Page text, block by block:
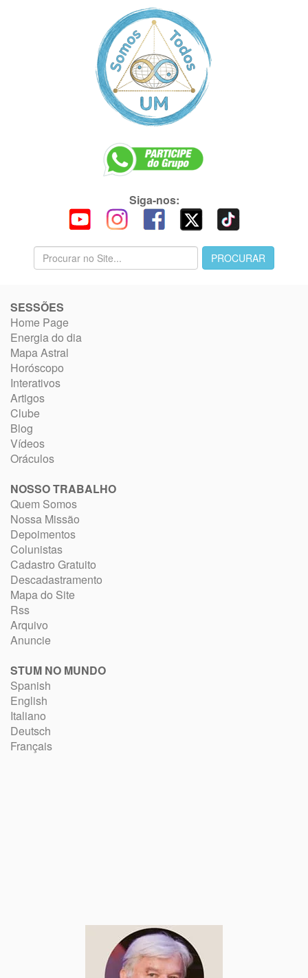
Siga-nos:
SESSÕES
Home Page
Energia do dia
Mapa Astral
Horóscopo
Interativos
Artigos
Clube
Blog
Vídeos
Oráculos
NOSSO TRABALHO
Quem Somos
Nossa Missão
Depoimentos
Colunistas
Cadastro Gratuito
Descadastramento
Mapa do Site
Rss
Arquivo
Anuncie
STUM NO MUNDO
Spanish
English
Italiano
Deutsch
Français